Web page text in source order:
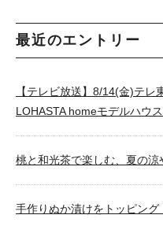
最近のエントリー
【テレビ放送】8/14(金)テレ
LOHASTA homeモデルハウ
桃と和光茶で楽しむ、夏の涼
手作りぬか漬けをトッピン